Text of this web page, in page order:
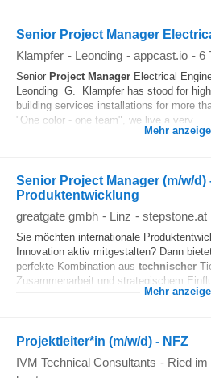
Senior Project Manager
Klampfer - Leonding - appcast.io - 6
Senior Project Manager Electrical
Leonding G. Klampfer has stood for
building services installations for more
"One color - one team", we live a very...
Mehr
Senior Project Manager (m/w/
Produktentwicklung
greatgate gmbh - Linz - stepstone.at
Sie möchten internationale
Innovation aktiv mitgestalten? Dann
perfekte Kombination aus technischer
Zusammenarbeit und strategischem
Mehr
Projektleiter*in (m/w/d) - NFZ
IVM Technical Consultants - Ried im